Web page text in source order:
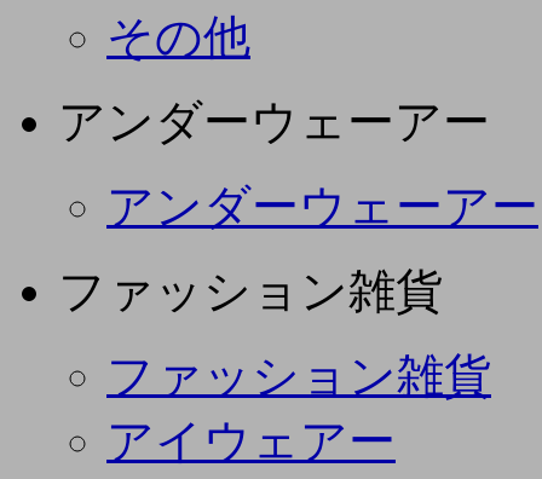
その他
アンダーウェーアー
アンダーウェーアー
ファッション雑貨
ファッション雑貨
アイウェアー